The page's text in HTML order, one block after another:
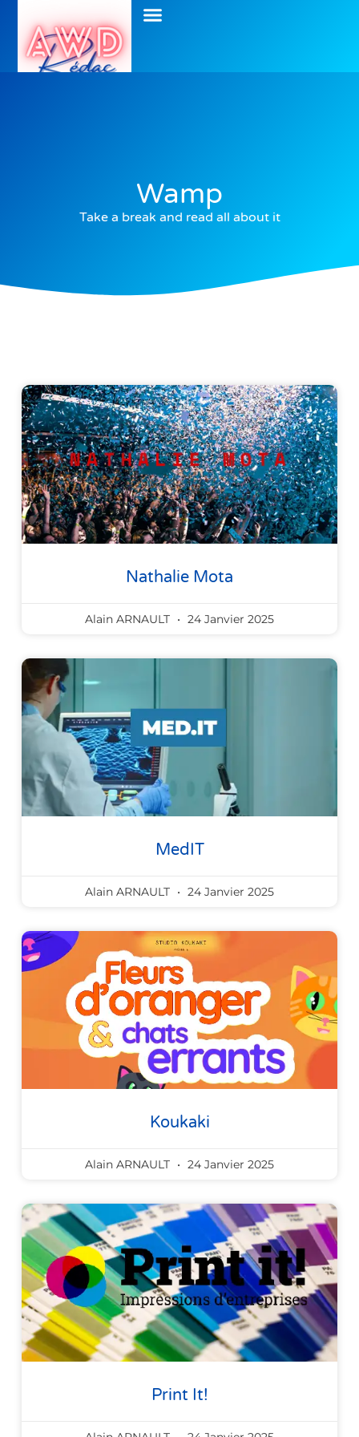
Wamp
Take a break and read all about it
Nathalie Mota
Alain ARNAULT 24 Janvier 2025
MedIT
Alain ARNAULT 24 Janvier 2025
Koukaki
Alain ARNAULT 24 Janvier 2025
Print It!